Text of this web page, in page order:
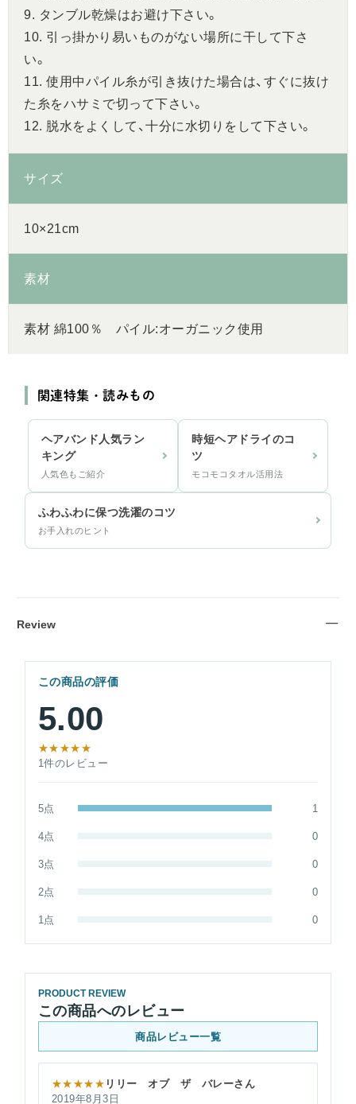
9. タンブル乾燥はお避け下さい。
10. 引っ掛かり易いものがない場所に干して下さ
い。
11. 使用中パイル糸が引き抜けた場合は、すぐに抜け
た糸をハサミで切って下さい。
12. 脱水をよくして、十分に水切りをして下さい。
サイズ
10×21cm
素材
素材 綿100％ パイル:オーガニック使用
関連特集・読みもの
ヘアバンド人気ラン
キング
人気色もご紹介
時短ヘアドライのコ
ツ
モコモコタオル活用法
ふわふわに保つ洗濯のコツ
お手入れのヒント
Review
この商品の評価
5.00
★★★★★
1件のレビュー
5点 1
4点 0
3点 0
2点 0
1点 0
PRODUCT REVIEW
この商品へのレビュー
商品レビュー一覧
★★★★★ リリー オブ ザ バレーさん
2019年8月3日